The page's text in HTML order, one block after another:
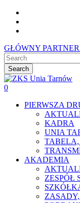
Skip
main
GŁÓWNY
Search
Close
Search
0
PIERWSZA
KADRA
UNIA
AKADEMIA
ZESPÓŁ